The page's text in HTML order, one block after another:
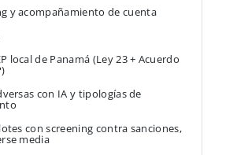
y acompañamiento de cuenta
local de Panamá (Ley 23 + Acuerdo
con IA y tipologías de
con screening contra sanciones,
media